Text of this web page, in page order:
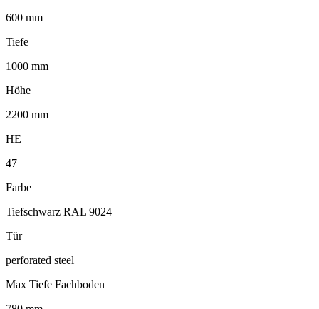
600 mm
Tiefe
1000 mm
Höhe
2200 mm
HE
47
Farbe
Tiefschwarz RAL 9024
Tür
perforated steel
Max Tiefe Fachboden